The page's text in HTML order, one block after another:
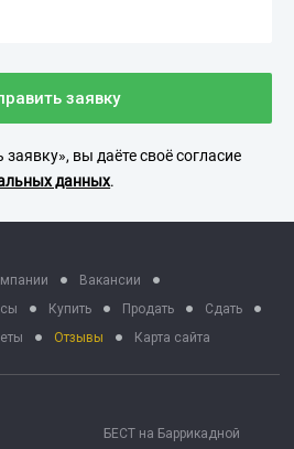
заявку
вы даёте своё согласие
данных.
Вакансии
Купить Продать
Сдать
Отзывы Карта сайта
БЕСТ на Баррикадной